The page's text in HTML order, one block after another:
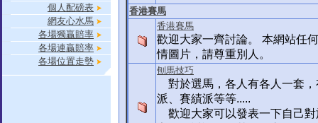
個人配磅表
網友心水馬
各場獨贏賠率
各場連贏賠率
各場位置走勢
香港賽馬
香港賽馬
歡迎大家一齊討論。 本網站任
情圖片，請尊重別人。
刨馬技巧
對於選馬，各人有各人一套，
派、賽績派等等.....
歡迎大家可以發表一下自己對